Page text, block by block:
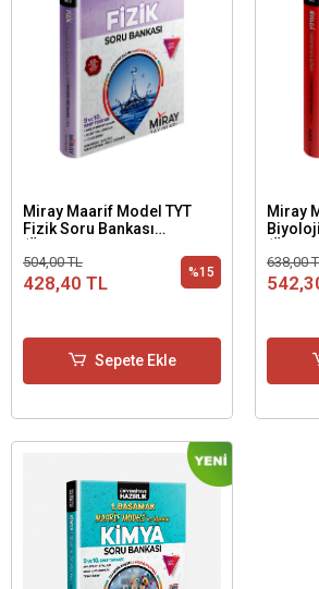
Miray Maarif Model TYT
Fizik Soru Bankası
Basamak)
504,00 TL
428,40 TL %15
Sepete Ekle
Miray
638,00